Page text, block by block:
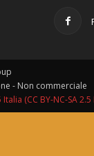
- Non commerciale
(CC BY-NC-SA 2.5